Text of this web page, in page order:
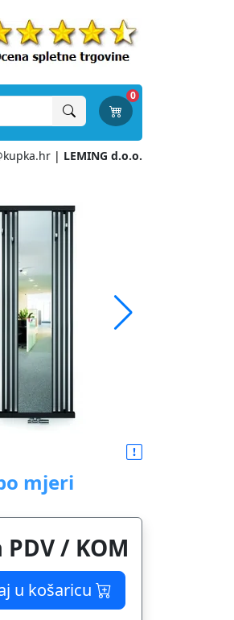
0
| LEMING d.o.o.
mjeri
PDV / KOM
u košaricu